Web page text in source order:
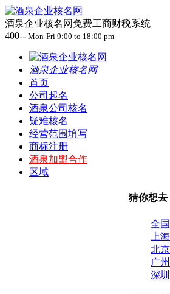
酒泉企业核名网免费工商财税系统
400-- Mon-Fri 9:00 to 18:00 pm
酒泉企业核名网
首页
公司起名
酒泉公司核名
疑难核名
经营范围填写
商标注册
酒泉加盟合作
区域
猜你想去
全国
上海
北京
广州
深圳